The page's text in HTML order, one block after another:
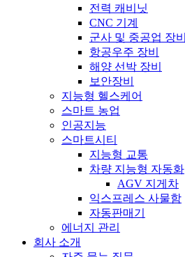
전력 캐비닛
CNC 기계
군사 및 중공업 장비
항공우주 장비
해양 선박 장비
보안장비
지능형 헬스케어
스마트 농업
인공지능
스마트시티
지능형 교통
차량 지능형 자동화
AGV 지게차
익스프레스 사물함
자동판매기
에너지 관리
회사 소개